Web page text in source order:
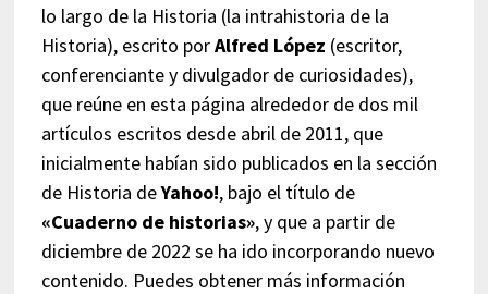
lo largo de la Historia (la intrahistoria de la
Historia), escrito porAlfred López (escritor,
conferenciante y divulgador de curiosidades),
que reúne en esta página alrededor de dos mil
artículos escritos desde abril de 2011, que
inicialmente habían sido publicados en la sección
de Historia deYahoo!, bajo el título de
«Cuaderno de historias», y que a partir de
diciembre de 2022 se ha ido incorporando nuevo
contenido. Puedes obtener más información